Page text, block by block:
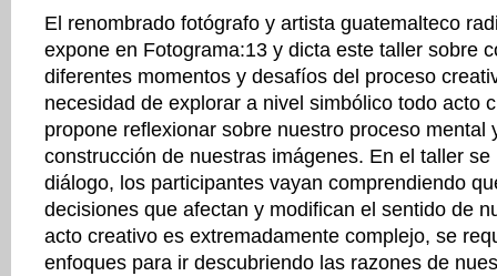
El renombrado fotógrafo y artista guatemalteco
expone en Fotograma:13 y dicta este taller sobre
diferentes momentos y desafíos del proceso
necesidad de explorar a nivel simbólico todo acto
propone reflexionar sobre nuestro proceso mental
construcción de nuestras imágenes. En el taller
diálogo, los participantes vayan comprendiendo
decisiones que afectan y modifican el sentido de
acto creativo es extremadamente complejo, se
enfoques para ir descubriendo las razones de